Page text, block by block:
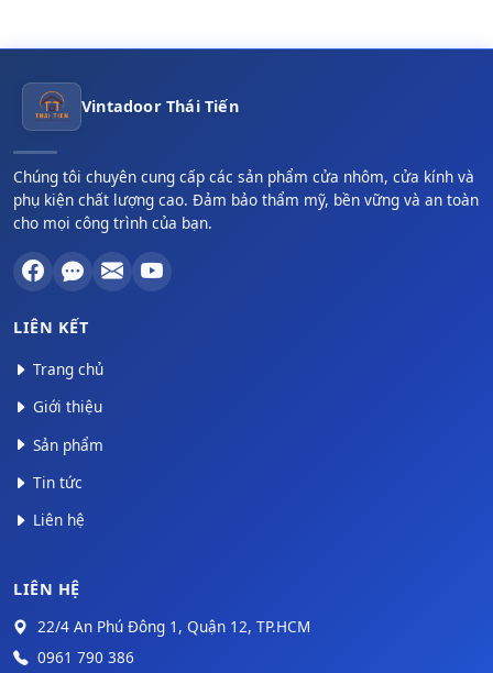
Vintadoor Thái Tiến
Chúng tôi chuyên cung cấp các sản phẩm cửa nhôm, cửa kính và
phụ kiện chất lượng cao. Đảm bảo thẩm mỹ, bền vững và an toàn
cho mọi công trình của bạn.
LIÊN KẾT
Trang chủ
Giới thiệu
Sản phẩm
Tin tức
Liên hệ
LIÊN HỆ
22/4 An Phú Đông 1, Quận 12, TP.HCM
0961 790 386